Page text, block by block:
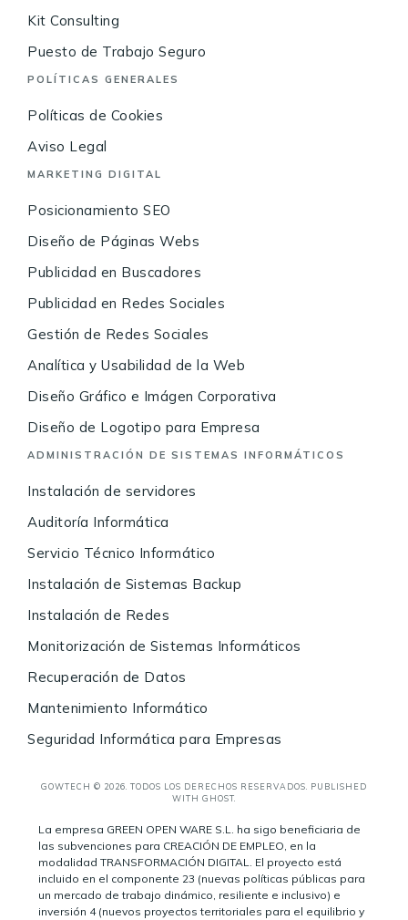
Kit Consulting
Puesto de Trabajo Seguro
POLÍTICAS GENERALES
Políticas de Cookies
Aviso Legal
MARKETING DIGITAL
Posicionamiento SEO
Diseño de Páginas Webs
Publicidad en Buscadores
Publicidad en Redes Sociales
Gestión de Redes Sociales
Analítica y Usabilidad de la Web
Diseño Gráfico e Imágen Corporativa
Diseño de Logotipo para Empresa
ADMINISTRACIÓN DE SISTEMAS INFORMÁTICOS
Instalación de servidores
Auditoría Informática
Servicio Técnico Informático
Instalación de Sistemas Backup
Instalación de Redes
Monitorización de Sistemas Informáticos
Recuperación de Datos
Mantenimiento Informático
Seguridad Informática para Empresas
GOWTECH © 2026. TODOS LOS DERECHOS RESERVADOS. PUBLISHED
WITH GHOST
La empresa GREEN OPEN WARE S.L. ha sigo beneficiaria de
las subvenciones para CREACIÓN DE EMPLEO, en la
modalidad TRANSFORMACIÓN DIGITAL. El proyecto está
incluido en el componente 23 (nuevas políticas públicas para
un mercado de trabajo dinámico, resiliente e inclusivo) e
inversión 4 (nuevos proyectos territoriales para el equilibrio y